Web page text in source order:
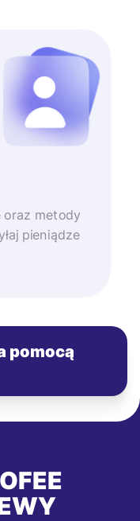
oraz metody
pieniądze
pomocą